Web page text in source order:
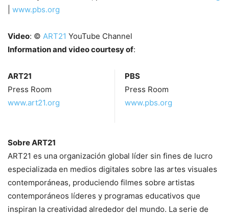
www.pbs.org
Video: © ART21 YouTube Channel
Information and video courtesy of:
ART21
Press Room
www.art21.org
PBS
Press Room
www.pbs.org
Sobre ART21
ART21 es una organización global líder sin fines de lucro
especializada en medios digitales sobre las artes visuales
contemporáneas, produciendo filmes sobre artistas
contemporáneos líderes y programas educativos que
inspiran la creatividad alrededor del mundo. La serie de